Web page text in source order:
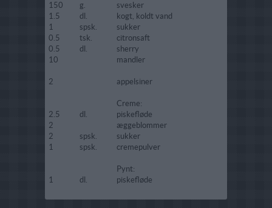
150
g.
svesker
1.5
dl.
kogt, koldt vand
1
spsk.
sukker
0.5
tsk.
citronsaft
0.5
dl.
sherry
10
mandler
2 appelsiner
Creme:
2.5
dl.
piskefløde
2
æggeblommer
2
spsk.
sukker
1
spsk. cremepulver
Pynt:
1
dl. piskefløde